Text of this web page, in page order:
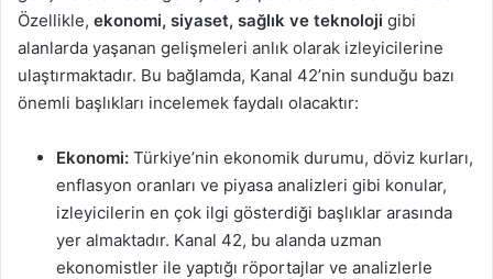
Özellikle, ekonomi, siyaset, sağlık ve teknoloji gibi
alanlarda yaşanan gelişmeleri anlık olarak izleyicilerine
ulaştırmaktadır. Bu bağlamda, Kanal 42’nin sunduğu bazı
önemli başlıkları incelemek faydalı olacaktır:
Ekonomi: Türkiye’nin ekonomik durumu, döviz kurları,
enflasyon oranları ve piyasa analizleri gibi konular,
izleyicilerin en çok ilgi gösterdiği başlıklar arasında
yer almaktadır. Kanal 42, bu alanda uzman
ekonomistler ile yaptığı röportajlar ve analizlerle